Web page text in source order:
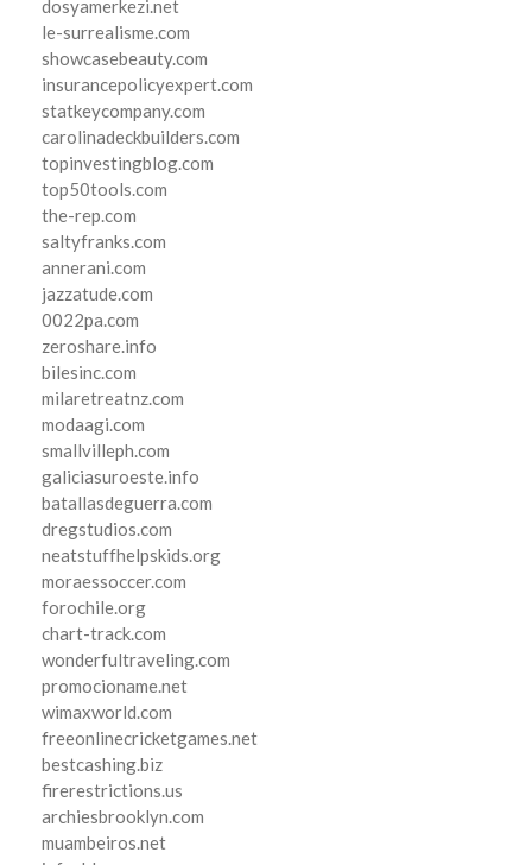
dosyamerkezi.net
le-surrealisme.com
showcasebeauty.com
insurancepolicyexpert.com
statkeycompany.com
carolinadeckbuilders.com
topinvestingblog.com
top50tools.com
the-rep.com
saltyfranks.com
annerani.com
jazzatude.com
0022pa.com
zeroshare.info
bilesinc.com
milaretreatnz.com
modaagi.com
smallvilleph.com
galiciasuroeste.info
batallasdeguerra.com
dregstudios.com
neatstuffhelpskids.org
moraessoccer.com
forochile.org
chart-track.com
wonderfultraveling.com
promocioname.net
wimaxworld.com
freeonlinecricketgames.net
bestcashing.biz
firerestrictions.us
archiesbrooklyn.com
muambeiros.net